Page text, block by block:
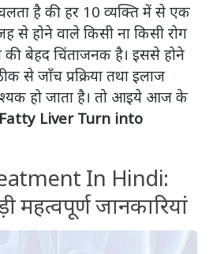
है की हर 10 व्यक्ति में से एक
से होने वाले किसी ना किसी रोग
की बेहद चिंताजनक है। इससे होने
से जाँच प्रक्रिया तथा इलाज
हो जाता है। तो आइये आज के
Liver Turn into
In Hindi:
जानकारियां